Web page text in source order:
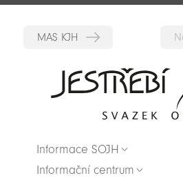
Informace SOJH
Informační centrum